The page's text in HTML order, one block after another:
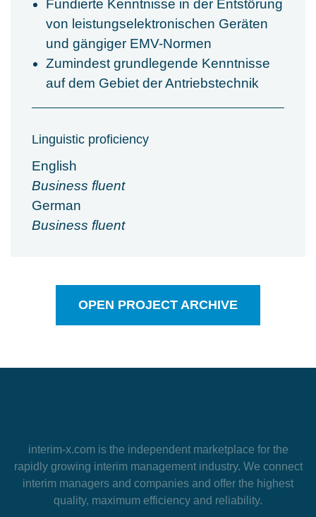
Fundierte Kenntnisse in der Entstörung
von leistungselektronischen Geräten
und gängiger EMV-Normen
Zumindest grundlegende Kenntnisse
auf dem Gebiet der Antriebstechnik
Linguistic proficiency
English
Business fluent
German
Business fluent
OPEN PROJECT ARCHIVE
interim-x.comis the independent marketplace for the
rapidly growing interim management industry. We connect
interim managers and companies and offer the highest
quality, maximum efficiency and reliability.